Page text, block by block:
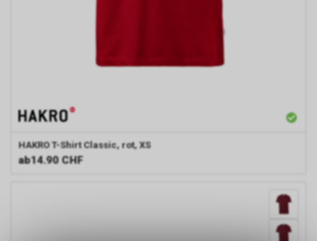
HAKRO T-Shirt Classic, rot, XS
ab14.90 CHF